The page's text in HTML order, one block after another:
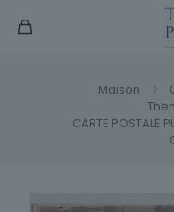
Maison
CARTE POSTALE